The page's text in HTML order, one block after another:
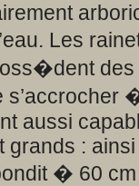
Les
s’accrocher
aussi
grands :
� 60